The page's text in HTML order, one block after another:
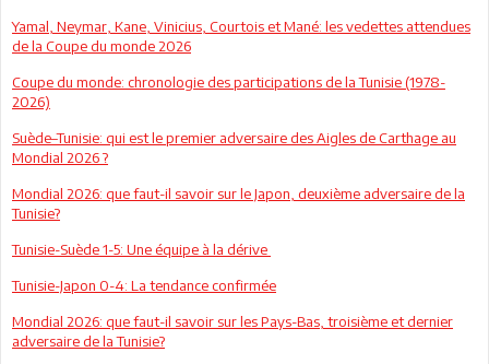
Yamal, Neymar, Kane, Vinicius, Courtois et Mané: les vedettes attendues
de la Coupe du monde 2026
Coupe du monde: chronologie des participations de la Tunisie (1978-
2026)
Suède–Tunisie: qui est le premier adversaire des Aigles de Carthage au
Mondial 2026 ?
Mondial 2026: que faut-il savoir sur le Japon, deuxième adversaire de la
Tunisie?
Tunisie-Suède 1-5: Une équipe à la dérive
Tunisie-Japon 0-4: La tendance confirmée
Mondial 2026: que faut-il savoir sur les Pays-Bas, troisième et dernier
adversaire de la Tunisie?